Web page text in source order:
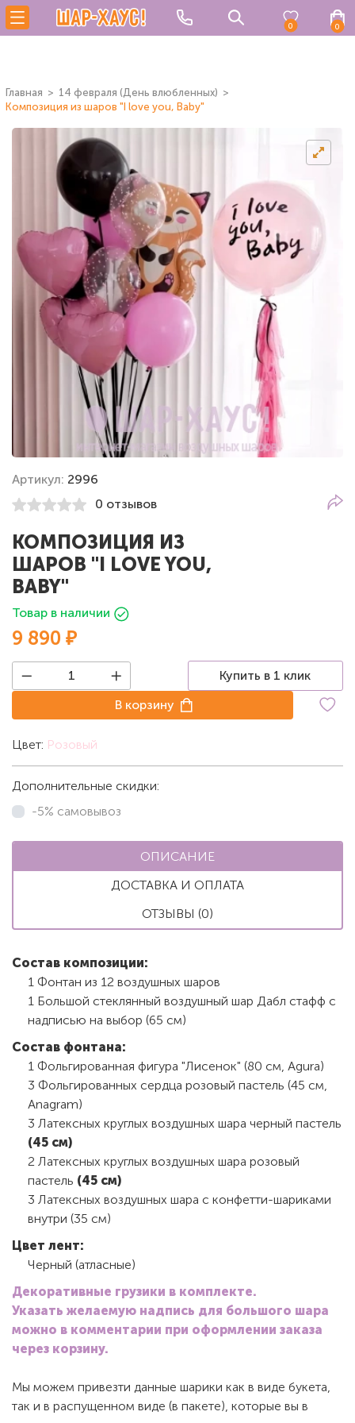
0 0
Главная
14 февраля (День влюбленных)
Композиция из шаров "I love you, Baby"
Артикул: 2996
0 отзывов
КОМПОЗИЦИЯ ИЗ
ШАРОВ "I LOVE YOU,
BABY"
Товар в наличии
9 890 ₽
Купить в 1 клик
В корзину
Цвет: Розовый
Дополнительные скидки:
-5% самовывоз
ОПИСАНИЕ
ДОСТАВКА И ОПЛАТА
ОТЗЫВЫ (0)
Состав композиции:
1 Фонтан из 12 воздушных шаров
1 Большой стеклянный воздушный шар Дабл стафф с
надписью на выбор (65 см)
Состав фонтана:
1 Фольгированная фигура "Лисенок" (80 см, Agura)
3 Фольгированных сердца розовый пастель (45 см,
Anagram)
3 Латексных круглых воздушных шара черный пастель
(45 см)
2 Латексных круглых воздушных шара розовый
пастель (45 см)
3 Латексных воздушных шара с конфетти-шариками
внутри (35 см)
Цвет лент:
Черный (атласные)
Декоративные грузики в комплекте.
Указать желаемую надпись для большого шара
можно в комментарии при оформлении заказа
через корзину.
Мы можем привезти данные шарики как в виде букета,
так и в распущенном виде (в пакете), которые вы в